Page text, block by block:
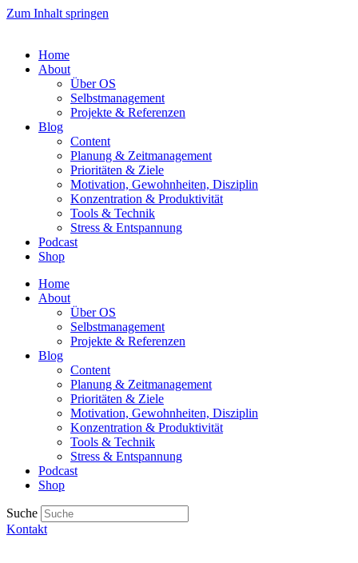
Zum Inhalt springen
Home
About
Über OS
Selbstmanagement
Projekte & Referenzen
Blog
Content
Planung & Zeitmanagement
Prioritäten & Ziele
Motivation, Gewohnheiten, Disziplin
Konzentration & Produktivität
Tools & Technik
Stress & Entspannung
Podcast
Shop
Home
About
Über OS
Selbstmanagement
Projekte & Referenzen
Blog
Content
Planung & Zeitmanagement
Prioritäten & Ziele
Motivation, Gewohnheiten, Disziplin
Konzentration & Produktivität
Tools & Technik
Stress & Entspannung
Podcast
Shop
Suche
Kontakt